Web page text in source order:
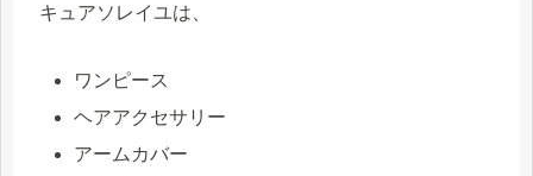
キュアソレイユは、
ワンピース
ヘアアクセサリー
アームカバー